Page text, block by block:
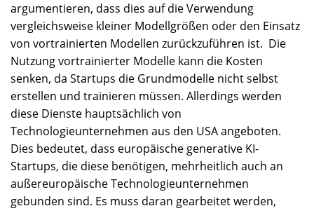
argumentieren, dass dies auf die Verwendung
vergleichsweise kleiner Modellgrößen oder den Einsatz
von vortrainierten Modellen zurückzuführen ist. Die
Nutzung vortrainierter Modelle kann die Kosten
senken, da Startups die Grundmodelle nicht selbst
erstellen und trainieren müssen. Allerdings werden
diese Dienste hauptsächlich von
Technologieunternehmen aus den USA angeboten.
Dies bedeutet, dass europäische generative KI-
Startups, die diese benötigen, mehrheitlich auch an
außereuropäische Technologieunternehmen
gebunden sind. Es muss daran gearbeitet werden,